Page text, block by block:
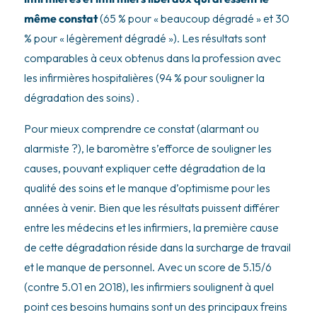
même constat(65 % pour « beaucoup dégradé » et 30
% pour « légèrement dégradé »). Les résultats sont
comparables à ceux obtenus dans la profession avec
les infirmières hospitalières (94 % pour souligner la
dégradation des soins) .
Pour mieux comprendre ce constat (alarmant ou
alarmiste ?), le baromètre s’efforce de souligner les
causes, pouvant expliquer cette dégradation de la
qualité des soins et le manque d’optimisme pour les
années à venir. Bien que les résultats puissent différer
entre les médecins et les infirmiers, la première cause
de cette dégradation réside dans la surcharge de travail
et le manque de personnel. Avec un score de 5.15/6
(contre 5.01 en 2018), les infirmiers soulignent à quel
point ces besoins humains sont un des principaux freins